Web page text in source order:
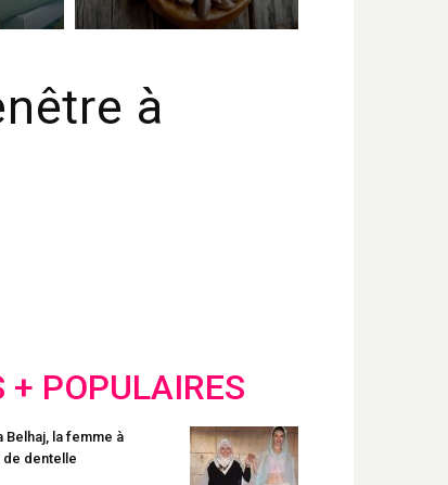
à
+ POPULAIRES
Belhaj, la femme à
de dentelle